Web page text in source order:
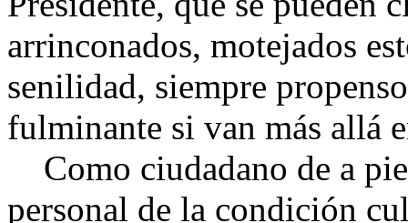
arrinconados, motejados
senilidad, siempre
fulminante si van más allá
Como ciudadano de a
personal de la condición